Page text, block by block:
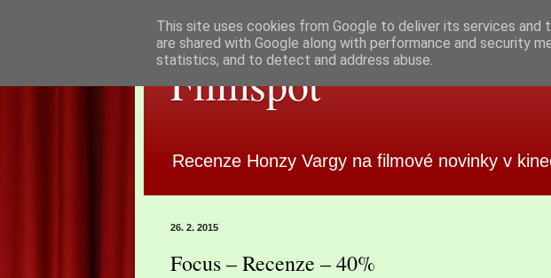
Filmspot
Recenze Honzy Vargy na filmové novinky v
26. 2. 2015
Focus – Recenze – 40%
This site uses cookies from Google to deliver its services and
are shared with Google along with performance and security
statistics, and to detect and address abuse.